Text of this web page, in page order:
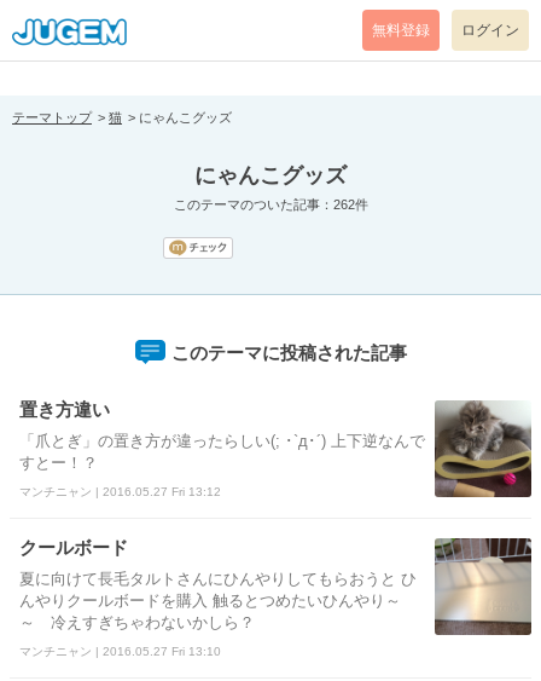
[pear_error: message="Success" code=0 mode=return level=notice
prefix="" info=""]
無料登録 ログイン
テーマトップ 猫 にゃんこグッズ
にゃんこグッズ
このテーマのついた記事：262件
このテーマに投稿された記事
置き方違い
「爪とぎ」の置き方が違ったらしい(; ･`д･´) 上下逆なんで
すとー！？
マンチニャン | 2016.05.27 Fri 13:12
クールボード
夏に向けて長毛タルトさんにひんやりしてもらおうと ひ
んやりクールボードを購入 触るとつめたいひんやり～
～ 冷えすぎちゃわないかしら？
マンチニャン | 2016.05.27 Fri 13:10